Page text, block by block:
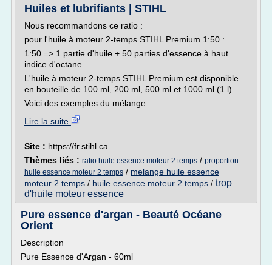
Huiles et lubrifiants | STIHL
Nous recommandons ce ratio :
pour l'huile à moteur 2-temps STIHL Premium 1:50 :
1:50 => 1 partie d'huile + 50 parties d'essence à haut
indice d'octane
L'huile à moteur 2-temps STIHL Premium est disponible
en bouteille de 100 ml, 200 ml, 500 ml et 1000 ml (1 l).
Voici des exemples du mélange...
Lire la suite
Site : https://fr.stihl.ca
Thèmes liés : ratio huile essence moteur 2 temps / proportion
huile essence moteur 2 temps / melange huile essence
moteur 2 temps / huile essence moteur 2 temps / trop
d'huile moteur essence
Pure essence d'argan - Beauté Océane
Orient
Description
Pure Essence d'Argan - 60ml